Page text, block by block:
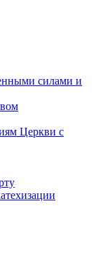
силами и
Церкви с